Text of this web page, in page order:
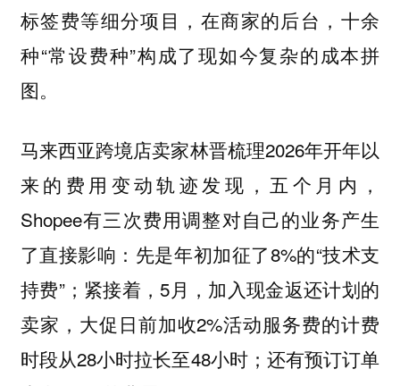
标签费等细分项目，在商家的后台，十余
种“常设费种”构成了现如今复杂的成本拼
图。
马来西亚跨境店卖家林晋梳理2026年开年以
来的费用变动轨迹发现，五个月内，
Shopee有三次费用调整对自己的业务产生
了直接影响：先是年初加征了8%的“技术支
持费”；紧接着，5月，加入现金返还计划的
卖家，大促日前加收2%活动服务费的计费
时段从28小时拉长至48小时；还有预订订单